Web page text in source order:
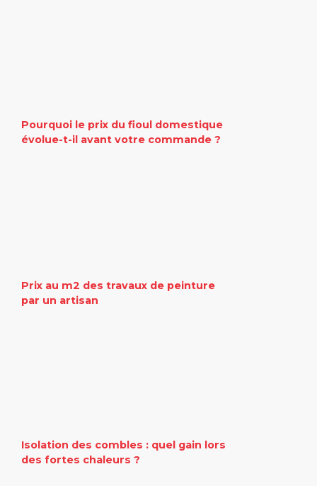
Pourquoi le prix du fioul domestique
évolue-t-il avant votre commande ?
Prix au m2 des travaux de peinture
par un artisan
Isolation des combles : quel gain lors
des fortes chaleurs ?